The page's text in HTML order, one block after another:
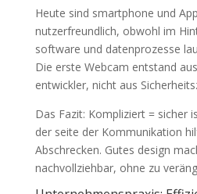
Heute sind smartphone und
nutzerfreundlich, obwohl im
software und datenprozesse
Die erste Webcam entstand
entwickler, nicht aus
Das Fazit: Kompliziert = sicher
der seite der Kommunikation
Abschrecken. Gutes design
nachvollziehbar, ohne zu